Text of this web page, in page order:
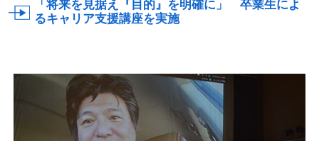
「将来を見据え『目的』を明確に」 卒業生によ
るキャリア支援講座を実施